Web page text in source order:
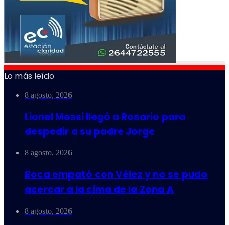
Lo más leído
8 agosto, 2026
Lionel Messi llegó a Rosario para
despedir a su padre Jorge
8 agosto, 2026
Boca empató con Vélez y no se pudo
acercar a la cima de la Zona A
8 agosto, 2026